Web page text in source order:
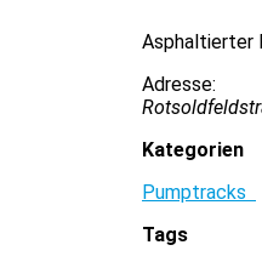
Asphaltierter
Adresse:
Kategorien
Pumptracks
Tags